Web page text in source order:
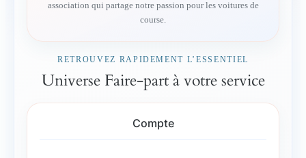
association qui partage notre passion pour les voitures de
course.
RETROUVEZ RAPIDEMENT L’ESSENTIEL
Universe Faire-part à votre service
Compte